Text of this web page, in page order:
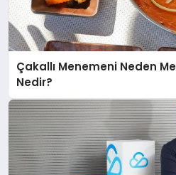
Çakallı Menemeni Neden
Nedir?